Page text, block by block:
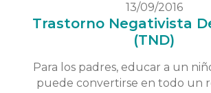
13/09/2016
Trastorno Negativista
(TND)
Para los padres, educar a un
puede convertirse en todo un